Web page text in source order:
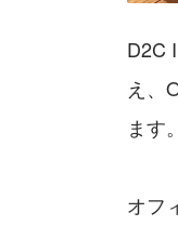
D2C
え、
ます。
オフ